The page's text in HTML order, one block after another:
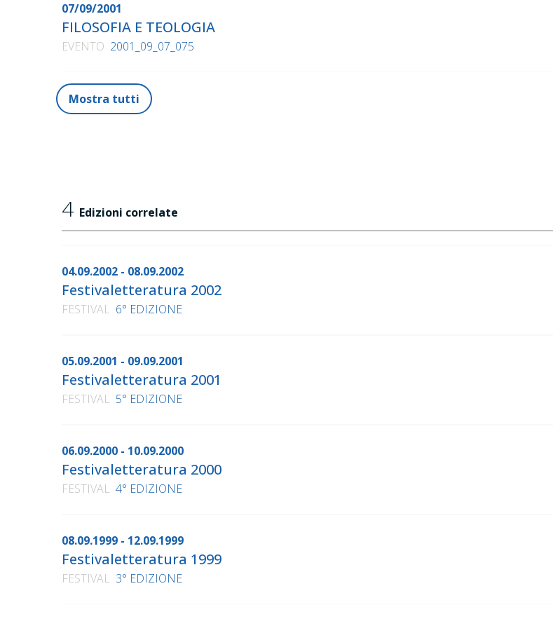
07/09/2001
FILOSOFIA E TEOLOGIA
EVENTO 2001_09_07_075
Mostra tutti
4 Edizioni correlate
04.09.2002 - 08.09.2002
Festivaletteratura 2002
FESTIVAL 6° EDIZIONE
05.09.2001 - 09.09.2001
Festivaletteratura 2001
FESTIVAL 5° EDIZIONE
06.09.2000 - 10.09.2000
Festivaletteratura 2000
FESTIVAL 4° EDIZIONE
08.09.1999 - 12.09.1999
Festivaletteratura 1999
FESTIVAL 3° EDIZIONE